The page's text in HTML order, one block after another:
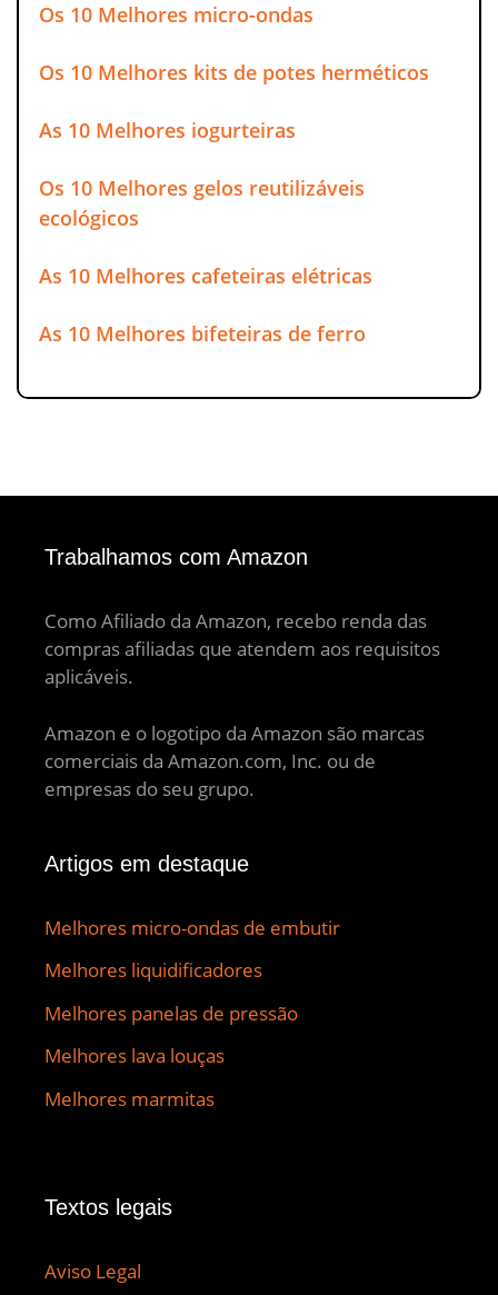
Os 10 Melhores micro-ondas
Os 10 Melhores kits de potes herméticos
As 10 Melhores iogurteiras
Os 10 Melhores gelos reutilizáveis
ecológicos
As 10 Melhores cafeteiras elétricas
As 10 Melhores bifeteiras de ferro
Trabalhamos com Amazon
Como Afiliado da Amazon, recebo renda das
compras afiliadas que atendem aos requisitos
aplicáveis.
Amazon e o logotipo da Amazon são marcas
comerciais da Amazon.com, Inc. ou de
empresas do seu grupo.
Artigos em destaque
Melhores micro-ondas de embutir
Melhores liquidificadores
Melhores panelas de pressão
Melhores lava louças
Melhores marmitas
Textos legais
Aviso Legal